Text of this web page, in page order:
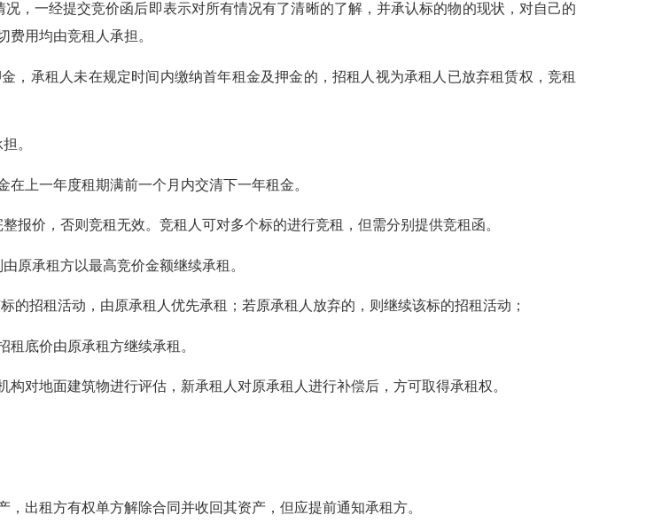
一经提交竞价函后即表示对所有情况有了清晰的了解，并承认标的物的现状，对自己的
用均由竞租人承担。
承租人未在规定时间内缴纳首年租金及押金的，招租人视为承租人已放弃租赁权，竞租
。
上一年度租期满前一个月内交清下一年租金。
价，否则竞租无效。竞租人可对多个标的进行竞租，但需分别提供竞租函。
承租方以最高竞价金额继续承租。
招租活动，由原承租人优先承租；若原承租人放弃的，则继续该标的招租活动；
底价由原承租方继续承租。
地面建筑物进行评估，新承租人对原承租人进行补偿后，方可取得承租权。
租方有权单方解除合同并收回其资产，但应提前通知承租方。